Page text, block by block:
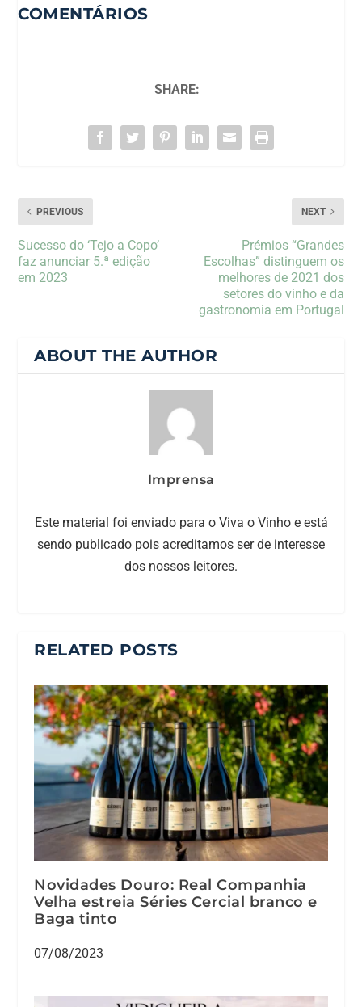
COMENTÁRIOS
SHARE:
PREVIOUS
Sucesso do ‘Tejo a Copo’
faz anunciar 5.ª edição
em 2023
NEXT
Prémios “Grandes
Escolhas” distinguem os
melhores de 2021 dos
setores do vinho e da
gastronomia em Portugal
ABOUT THE AUTHOR
Imprensa
Este material foi enviado para o Viva o Vinho e está
sendo publicado pois acreditamos ser de interesse
dos nossos leitores.
RELATED POSTS
Novidades Douro: Real Companhia
Velha estreia Séries Cercial branco e
Baga tinto
07/08/2023